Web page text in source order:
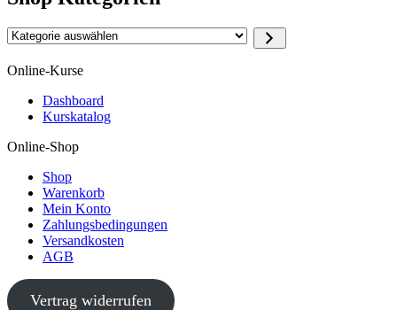
Kategorie
Online-Kurse
Dashboard
Kurskatalog
Online-Shop
Shop
Warenkorb
Mein Konto
Zahlungsbedingungen
Versandkosten
AGB
Vertrag widerrufen